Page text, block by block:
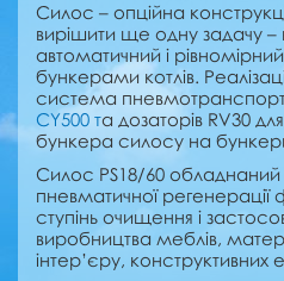
Силос – опційна
вирішити ще одну задачу –
автоматичний і
бункерами котлів.
система
CY500 та дозаторів RV30
бункера силосу на бункери
Силос PS18/60
пневматичної регенерації
ступінь очищення і
виробництва меблів,
інтер’єру, конструктивних